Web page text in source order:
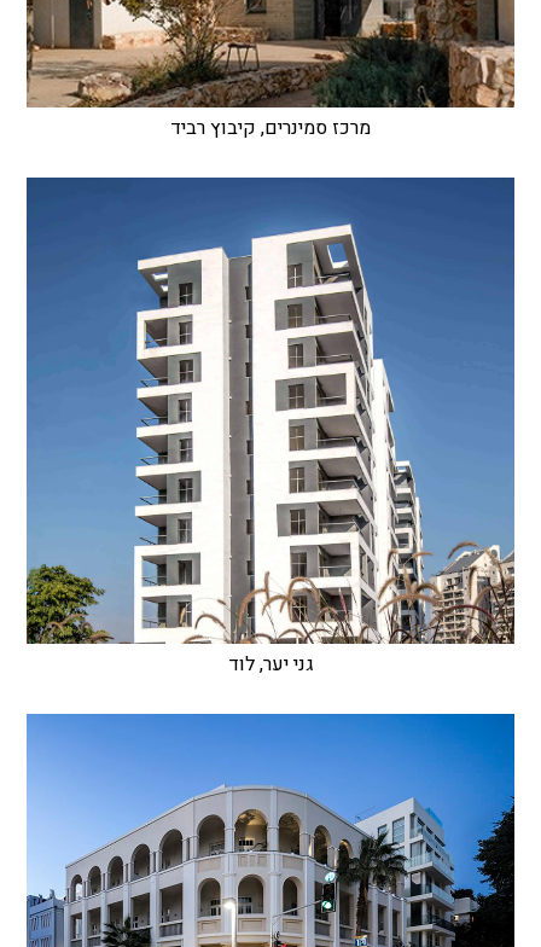
מרכז סמינרים, קיבוץ רביד
גני יער, לוד